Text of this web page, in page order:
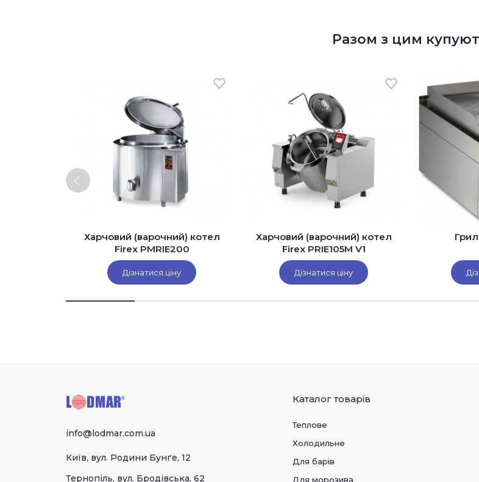
Разом з цим
Харчовий (варочний) котел
Firex PMRIE200
Дізнатися ціну
Харчовий (варочний) котел
Firex PRIE105M V1
(перекидний з функцією
перемішування)
Дізнатися ціну
info@lodmar.com.ua
Київ, вул. Родини Бунґе, 12
Тернопіль, вул. Бродівська, 62
Каталог товарів
Теплове
Холодильне
Для барів
Для морозива